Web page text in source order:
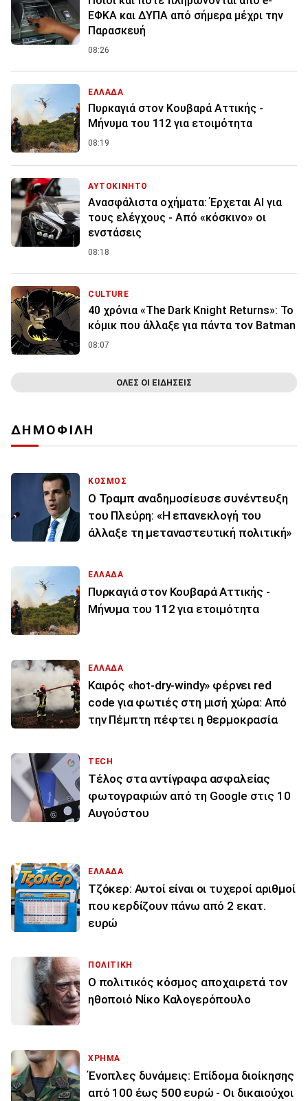
ΕΦΚΑ και ΔΥΠΑ από σήμερα μέχρι την
Παρασκευή
08:26
ΕΛΛΑΔΑ
Πυρκαγιά στον Κουβαρά Αττικής -
Μήνυμα του 112 για ετοιμότητα
08:19
ΑΥΤΟΚΙΝΗΤΟ
Ανασφάλιστα οχήματα: Έρχεται ΑΙ για
τους ελέγχους - Από «κόσκινο» οι
ενστάσεις
08:18
CULTURE
40 χρόνια «The Dark Knight Returns»: Το
κόμικ που άλλαξε για πάντα τον Batman
08:07
ΟΛΕΣ ΟΙ ΕΙΔΗΣΕΙΣ
ΔΗΜΟΦΙΛΗ
ΚΟΣΜΟΣ
Ο Τραμπ αναδημοσίευσε συνέντευξη
του Πλεύρη: «Η επανεκλογή του
άλλαξε τη μεταναστευτική πολιτική»
ΕΛΛΑΔΑ
Πυρκαγιά στον Κουβαρά Αττικής -
Μήνυμα του 112 για ετοιμότητα
ΕΛΛΑΔΑ
Καιρός «hot-dry-windy» φέρνει red
code για φωτιές στη μισή χώρα: Από
την Πέμπτη πέφτει η θερμοκρασία
TECH
Τέλος στα αντίγραφα ασφαλείας
φωτογραφιών από τη Google στις 10
Αυγούστου
ΕΛΛΑΔΑ
Τζόκερ: Αυτοί είναι οι τυχεροί αριθμοί
που κερδίζουν πάνω από 2 εκατ.
ευρώ
ΠΟΛΙΤΙΚΗ
Ο πολιτικός κόσμος αποχαιρετά τον
ηθοποιό Νίκο Καλογερόπουλο
ΧΡΗΜΑ
Ένοπλες δυνάμεις: Επίδομα διοίκησης
από 100 έως 500 ευρώ - Οι δικαιούχοι